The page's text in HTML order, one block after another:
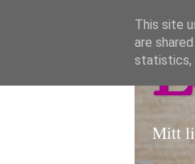
Mitt
This site
are
statistics,